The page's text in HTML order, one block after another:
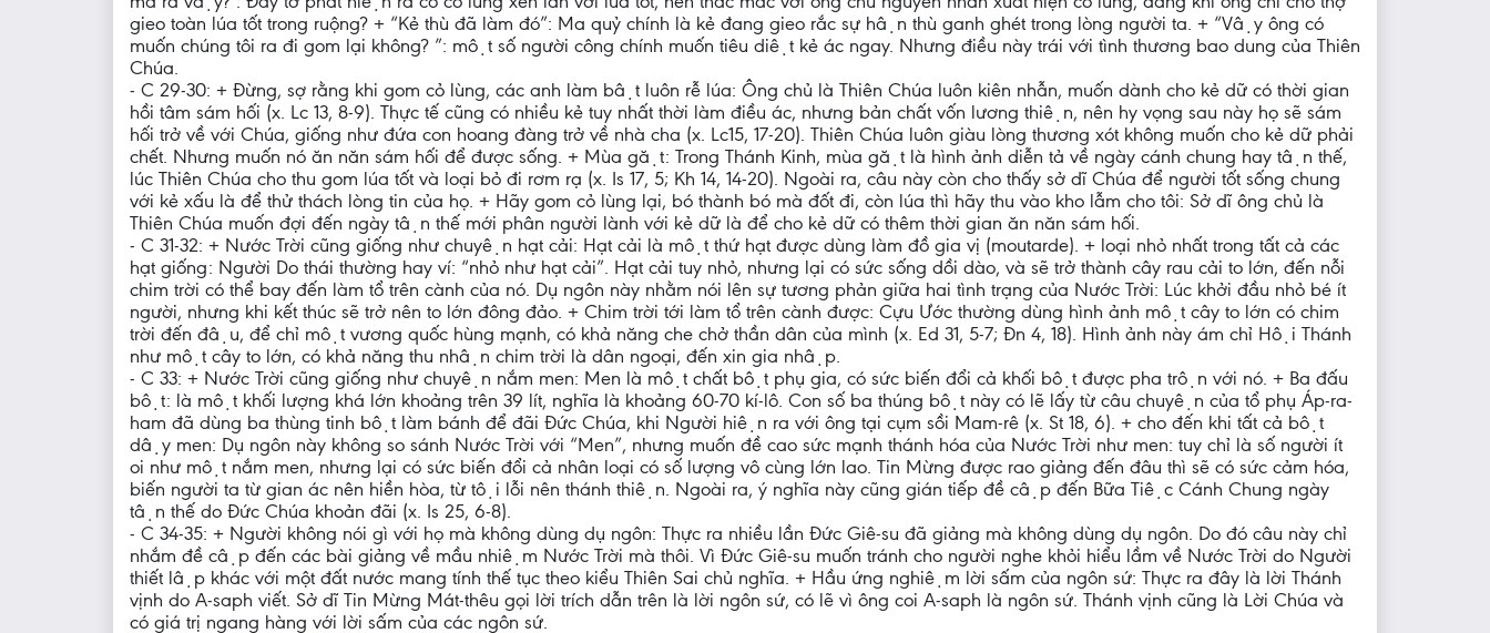
gieo toàn lúa tốt trong ruộng? + “Kẻ thù đã làm đó”: Ma quỷ chính là kẻ đang gieo rắc sự hận thù ganh ghét trong lòng người ta. + “Vậy ông có
muốn chúng tôi ra đi gom lại không? ”: một số người công chính muốn tiêu diệt kẻ ác ngay. Nhưng điều này trái với tình thương bao dung của Thiên
Chúa.
- C 29-30: + Đừng, sợ rằng khi gom cỏ lùng, các anh làm bật luôn rễ lúa: Ông chủ là Thiên Chúa luôn kiên nhẫn, muốn dành cho kẻ dữ có thời gian
hồi tâm sám hối (x. Lc 13, 8-9). Thực tế cũng có nhiều kẻ tuy nhất thời làm điều ác, nhưng bản chất vốn lương thiện, nên hy vọng sau này họ sẽ sám
hối trở về với Chúa, giống như đứa con hoang đàng trở về nhà cha (x. Lc15, 17-20). Thiên Chúa luôn giàu lòng thương xót không muốn cho kẻ dữ phải
chết. Nhưng muốn nó ăn năn sám hối để được sống. + Mùa gặt: Trong Thánh Kinh, mùa gặt là hình ảnh diễn tả về ngày cánh chung hay tận thế,
lúc Thiên Chúa cho thu gom lúa tốt và loại bỏ đi rơm rạ (x. Is 17, 5; Kh 14, 14-20). Ngoài ra, câu này còn cho thấy sở dĩ Chúa để người tốt sống chung
với kẻ xấu là để thử thách lòng tin của họ. + Hãy gom cỏ lùng lại, bó thành bó mà đốt đi, còn lúa thì hãy thu vào kho lẫm cho tôi: Sở dĩ ông chủ là
Thiên Chúa muốn đợi đến ngày tận thế mới phân người lành với kẻ dữ là để cho kẻ dữ có thêm thời gian ăn năn sám hối.
- C 31-32: + Nước Trời cũng giống như chuyện hạt cải: Hạt cải là một thứ hạt được dùng làm đồ gia vị (moutarde). + loại nhỏ nhất trong tất cả các
hạt giống: Người Do thái thường hay ví: “nhỏ như hạt cải”. Hạt cải tuy nhỏ, nhưng lại có sức sống dồi dào, và sẽ trở thành cây rau cải to lớn, đến nỗi
chim trời có thể bay đến làm tổ trên cành của nó. Dụ ngôn này nhằm nói lên sự tương phản giữa hai tình trạng của Nước Trời: Lúc khởi đầu nhỏ bé ít
người, nhưng khi kết thúc sẽ trở nên to lớn đông đảo. + Chim trời tới làm tổ trên cành được: Cựu Ước thường dùng hình ảnh một cây to lớn có chim
trời đến đậu, để chỉ một vương quốc hùng mạnh, có khả năng che chở thần dân của mình (x. Ed 31, 5-7; Đn 4, 18). Hình ảnh này ám chỉ Hội Thánh
như một cây to lớn, có khả năng thu nhận chim trời là dân ngoại, đến xin gia nhập.
- C 33: + Nước Trời cũng giống như chuyện nắm men: Men là một chất bột phụ gia, có sức biến đổi cả khối bột được pha trộn với nó. + Ba đấu
bột: là một khối lượng khá lớn khoảng trên 39 lít, nghĩa là khoảng 60-70 kí-lô. Con số ba thúng bột này có lẽ lấy từ câu chuyện của tổ phụ Áp-ra-
ham đã dùng ba thùng tinh bột làm bánh để đãi Đức Chúa, khi Người hiện ra với ông tại cụm sồi Mam-rê (x. St 18, 6). + cho đến khi tất cả bột
dậy men: Dụ ngôn này không so sánh Nước Trời với “Men”, nhưng muốn đề cao sức mạnh thánh hóa của Nước Trời như men: tuy chỉ là số người ít
oi như một nắm men, nhưng lại có sức biến đổi cả nhân loại có số lượng vô cùng lớn lao. Tin Mừng được rao giảng đến đâu thì sẽ có sức cảm hóa,
biến người ta từ gian ác nên hiền hòa, từ tội lỗi nên thánh thiện. Ngoài ra, ý nghĩa này cũng gián tiếp đề cập đến Bữa Tiệc Cánh Chung ngày
tận thế do Đức Chúa khoản đãi (x. Is 25, 6-8).
- C 34-35: + Người không nói gì với họ mà không dùng dụ ngôn: Thực ra nhiều lần Đức Giê-su đã giảng mà không dùng dụ ngôn. Do đó câu này chỉ
nhắm đề cập đến các bài giảng về mầu nhiệm Nước Trời mà thôi. Vì Đức Giê-su muốn tránh cho người nghe khỏi hiểu lầm về Nước Trời do Người
thiết lập khác với một đất nước mang tính thế tục theo kiểu Thiên Sai chủ nghĩa. + Hầu ứng nghiệm lời sấm của ngôn sứ: Thực ra đây là lời Thánh
vịnh do A-saph viết. Sở dĩ Tin Mừng Mát-thêu gọi lời trích dẫn trên là lời ngôn sứ, có lẽ vì ông coi A-saph là ngôn sứ. Thánh vịnh cũng là Lời Chúa và
có giá trị ngang hàng với lời sấm của các ngôn sứ.